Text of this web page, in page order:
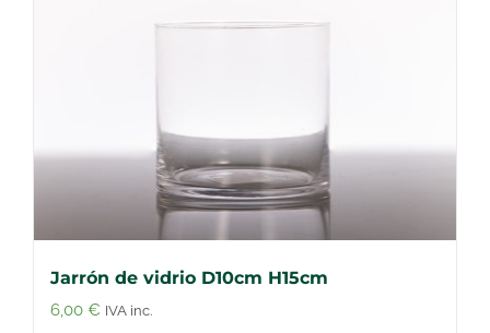
Jarrón de vidrio D10cm H15cm
6,00 € IVA inc.